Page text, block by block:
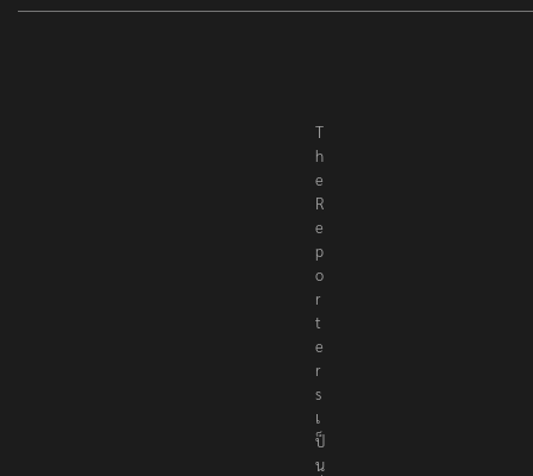
T
h
e
R
e
p
o
r
t
e
r
s
เ
ป็
น